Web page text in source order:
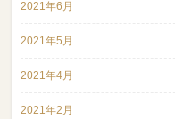
2021年6月
2021年5月
2021年4月
2021年2月